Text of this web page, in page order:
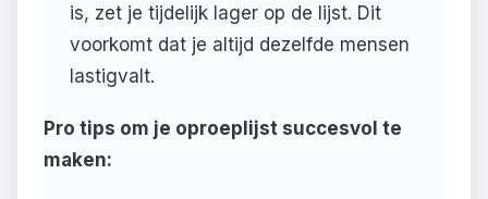
is, zet je tijdelijk lager op de lijst. Dit
voorkomt dat je altijd dezelfde mensen
lastigvalt.
Pro tips om je oproeplijst succesvol te
maken: